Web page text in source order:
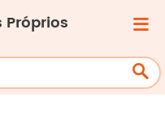
Próprios